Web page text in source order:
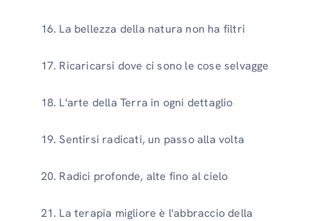
La bellezza della natura non ha filtri
Ricaricarsi dove ci sono le cose selvagge
L'arte della Terra in ogni dettaglio
Sentirsi radicati, un passo alla volta
Radici profonde, alte fino al cielo
La terapia migliore è l'abbraccio della